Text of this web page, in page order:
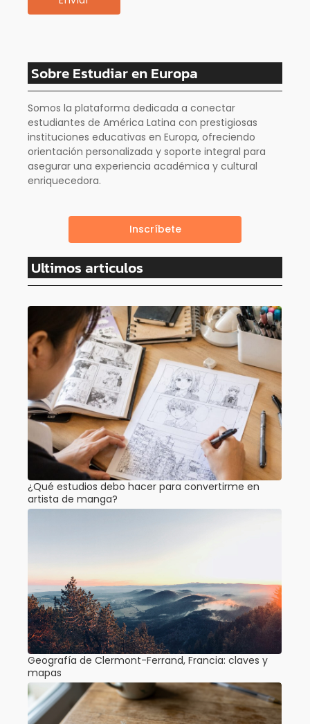
Sobre Estudiar en Europa
Somos la plataforma dedicada a conectar
estudiantes de América Latina con prestigiosas
instituciones educativas en Europa, ofreciendo
orientación personalizada y soporte integral para
asegurar una experiencia académica y cultural
enriquecedora.
Inscríbete
Ultimos articulos
¿Qué estudios debo hacer para convertirme en
artista de manga?
Geografía de Clermont-Ferrand, Francia: claves y
mapas